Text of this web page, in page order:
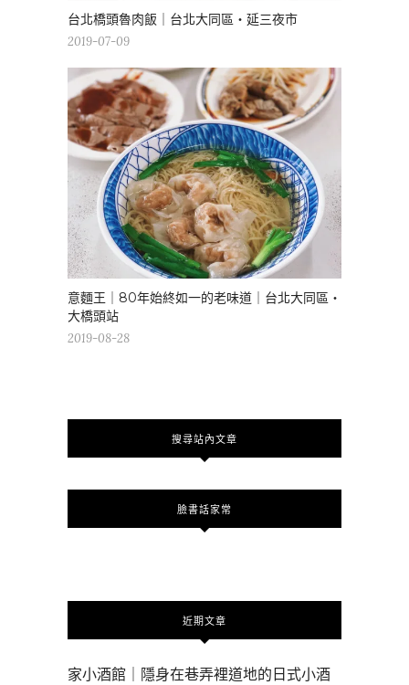
台北橋頭魯肉飯｜台北大同區・延三夜市
2019-07-09
意麵王｜80年始終如一的老味道｜台北大同區・
大橋頭站
2019-08-28
搜尋站內文章
臉書話家常
近期文章
家小酒館｜隱身在巷弄裡道地的日式小酒